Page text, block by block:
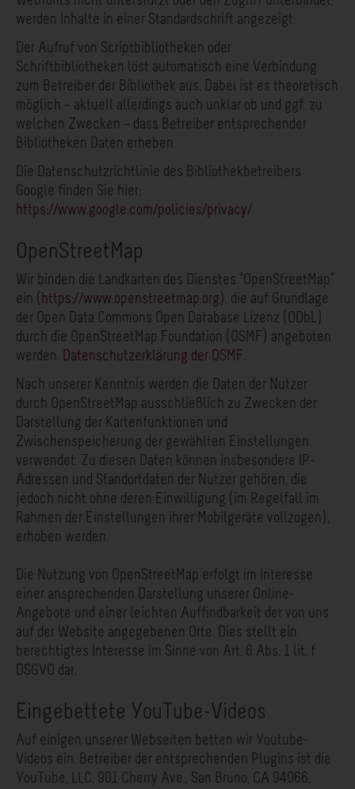
werden Inhalte in einer Standardschrift angezeigt.
Der Aufruf von Scriptbibliotheken oder
Schriftbibliotheken löst automatisch eine Verbindung
zum Betreiber der Bibliothek aus. Dabei ist es theoretisch
möglich – aktuell allerdings auch unklar ob und ggf. zu
welchen Zwecken – dass Betreiber entsprechender
Bibliotheken Daten erheben.
Die Datenschutzrichtlinie des Bibliothekbetreibers
Google finden Sie hier:
https://www.google.com/policies/privacy/
OpenStreetMap
Wir binden die Landkarten des Dienstes “OpenStreetMap”
ein ( https://www.openstreetmap.org ), die auf Grundlage
der Open Data Commons Open Database Lizenz (ODbL)
durch die OpenStreetMap Foundation (OSMF) angeboten
werden. Datenschutzerklärung der OSMF.
Nach unserer Kenntnis werden die Daten der Nutzer
durch OpenStreetMap ausschließlich zu Zwecken der
Darstellung der Kartenfunktionen und
Zwischenspeicherung der gewählten Einstellungen
verwendet. Zu diesen Daten können insbesondere IP-
Adressen und Standortdaten der Nutzer gehören, die
jedoch nicht ohne deren Einwilligung (im Regelfall im
Rahmen der Einstellungen ihrer Mobilgeräte vollzogen),
erhoben werden.
Die Nutzung von OpenStreetMap erfolgt im Interesse
einer ansprechenden Darstellung unserer Online-​
Angebote und einer leichten Auffindbarkeit der von uns
auf der Website angegebenen Orte. Dies stellt ein
berechtigtes Interesse im Sinne von Art. 6 Abs. 1 lit. f
DSGVO dar.
Eingebettete YouTube-Videos
Auf einigen unserer Webseiten betten wir Youtube-
Videos ein. Betreiber der entsprechenden Plugins ist die
YouTube, LLC, 901 Cherry Ave., San Bruno, CA 94066,